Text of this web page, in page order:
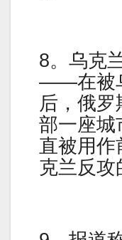
8。乌克
——在被
后，俄
部一座城
直被用作
克兰反攻